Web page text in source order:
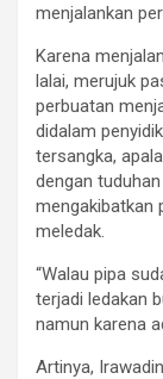
menjalankan
Karena
lalai, merujuk
perbuatan
didalam
tersangka,
dengan
mengakibatkan
meledak.
“Walau pipa
terjadi ledakan
namun karena
Artinya,